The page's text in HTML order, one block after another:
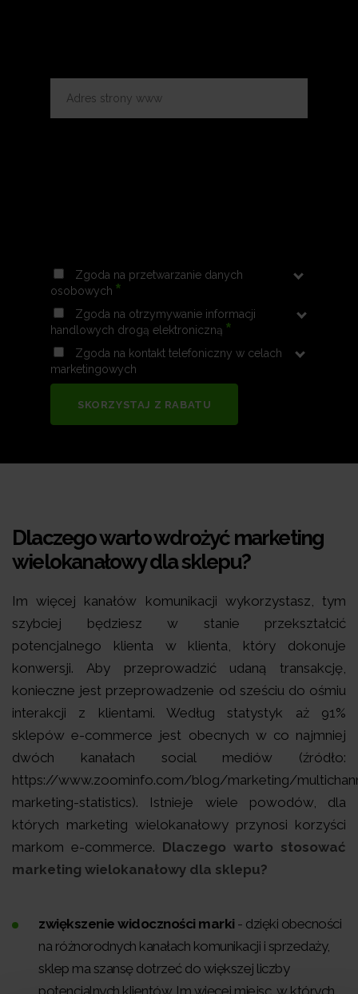
Zgoda na przetwarzanie danych
osobowych *
Zgoda na otrzymywanie informacji
handlowych drogą elektroniczną *
Zgoda na kontakt telefoniczny w celach
marketingowych
SKORZYSTAJ Z RABATU
Dlaczego warto wdrożyć marketing
wielokanałowy dla sklepu?
Im więcej kanałów komunikacji wykorzystasz, tym
szybciej będziesz w stanie przekształcić
potencjalnego klienta w klienta, który dokonuje
konwersji. Aby przeprowadzić udaną transakcję,
konieczne jest przeprowadzenie od sześciu do ośmiu
interakcji z klientami. Według statystyk aż 91%
sklepów e-commerce jest obecnych w co najmniej
dwóch kanałach social mediów (źródło:
https://www.zoominfo.com/blog/marketing/
marketing-statistics).
Istnieje wiele powodów, dla
których marketing wielokanałowy przynosi korzyści
markom e-commerce. Dlaczego warto stosować
marketing wielokanałowy dla sklepu?
zwiększenie widoczności marki - dzięki obecności
na różnorodnych kanałach komunikacji i sprzedaży,
sklep ma szansę dotrzeć do większej liczby